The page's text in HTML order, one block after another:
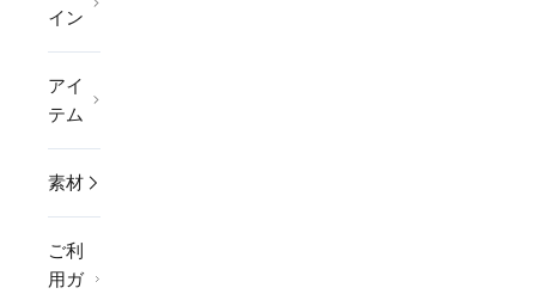
イン
アイ
テム
素材
ご利
用ガ